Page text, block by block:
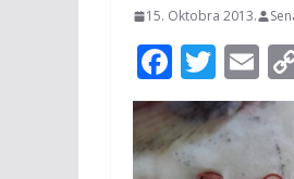
15. Oktobra 2013.
F
ac
e
b
T
w
itt
er
E
m
ai
l